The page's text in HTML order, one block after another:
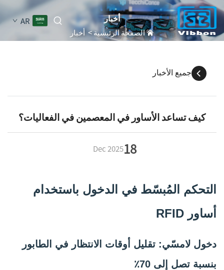
AR أخبار
الصفحة الرئيسية> أخبار
جميع الأخبار
كيف تساعد الأساور في المعصمين في الفعاليات؟
18
Dec 2025
التحكم المُبسّط في الدخول باستخدام
أساور RFID
دخول لامسّي: تقليل أوقات الانتظار في الطابور
بنسبة تصل إلى 70٪